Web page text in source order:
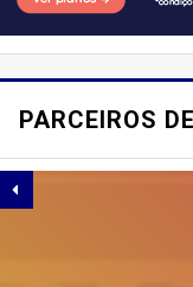
PARCEIROS
E AÍ,